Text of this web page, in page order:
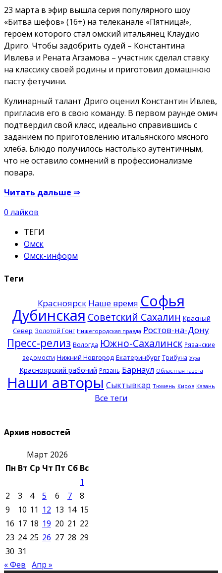
23 марта в эфир вышла серия популярного шоу
«Битва шефов» (16+) на телеканале «Пятница!»,
героем которого стал омский итальянец Клаудио
Дриго. Чтобы задобрить судей – Константина
Ивлева и Рената Агзамова – участник сделал ставку
на классику своей родины и приготовил домашнюю
пасту фетучини.
Кулинарный талант Дриго оценил Константин Ивлев,
пригласив его в свою команду. В первом раунде омич
подтвердил свой класс, идеально справившись с
заданием по приготовлению итальянского мясного
хлеба. Блюдо получилось настолько аутентичным,
что не оставило сомнений в профессионализме
повара.
Читать дальше ⇒
0 лайков
ТЕГИ
Омск
Омск-информ
Теги
Красноярск Наше время Софья
Дубинская Советский Сахалин Красный
Север Золотой Гонг Нижегородская правда Ростов-на-Дону
Пресс-релиз Вологда Южно-Сахалинск Рязанские
ведомости Нижний Новгород Екатеринбург Трибуна Уфа
Красноярский рабочий Рязань Барнаул Областная газета
Наши авторы Сыктывкар Тюмень Киров Казань
Все теги
Архив новостей
Март 2026
Пн Вт Ср Чт Пт Сб Вс
1
2
3 4 5 6 7
8
9
10 11 12 13 14 15
16 17 18 19 20 21 22
23 24 25 26 27 28 29
30 31
« Фев Апр »